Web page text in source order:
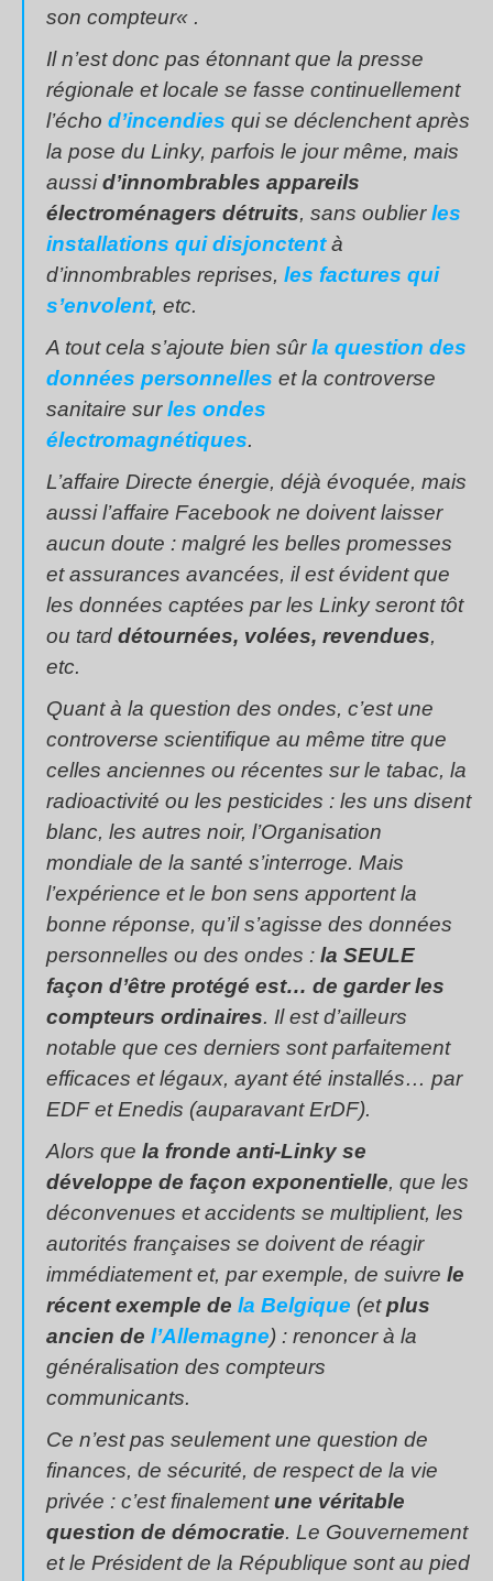
son compteur« .
Il n’est donc pas étonnant que la presse
régionale et locale se fasse continuellement
l’écho d’incendies qui se déclenchent après
la pose du Linky, parfois le jour même, mais
aussid’innombrables appareils
électroménagers détruits, sans oublierles
installations qui disjonctentà
d’innombrables reprises, les factures qui
s’envolent, etc.
A tout cela s’ajoute bien sûrla question des
données personnelles et la controverse
sanitaire surles ondes
électromagnétiques.
L’affaire Directe énergie, déjà évoquée, mais
aussi l’affaire Facebook ne doivent laisser
aucun doute : malgré les belles promesses
et assurances avancées, il est évident que
les données captées par les Linky seront tôt
ou tard détournées, volées, revendues,
etc.
Quant à la question des ondes, c’est une
controverse scientifique au même titre que
celles anciennes ou récentes sur le tabac, la
radioactivité ou les pesticides : les uns disent
blanc, les autres noir, l’Organisation
mondiale de la santé s’interroge. Mais
l’expérience et le bon sens apportent la
bonne réponse, qu’il s’agisse des données
personnelles ou des ondes : la SEULE
façon d’être protégé est… de garder les
compteurs ordinaires. Il est d’ailleurs
notable que ces derniers sont parfaitement
efficaces et légaux, ayant été installés… par
EDF et Enedis (auparavant ErDF).
Alors que la fronde anti-Linky se
développe de façon exponentielle, que les
déconvenues et accidents se multiplient, les
autorités françaises se doivent de réagir
immédiatement et, par exemple, de suivre le
récent exemple de la Belgique (etplus
ancien de l’Allemagne) : renoncer à la
généralisation des compteurs
communicants.
Ce n’est pas seulement une question de
finances, de sécurité, de respect de la vie
privée : c’est finalementune véritable
question de démocratie. Le Gouvernement
et le Président de la République sont au pied